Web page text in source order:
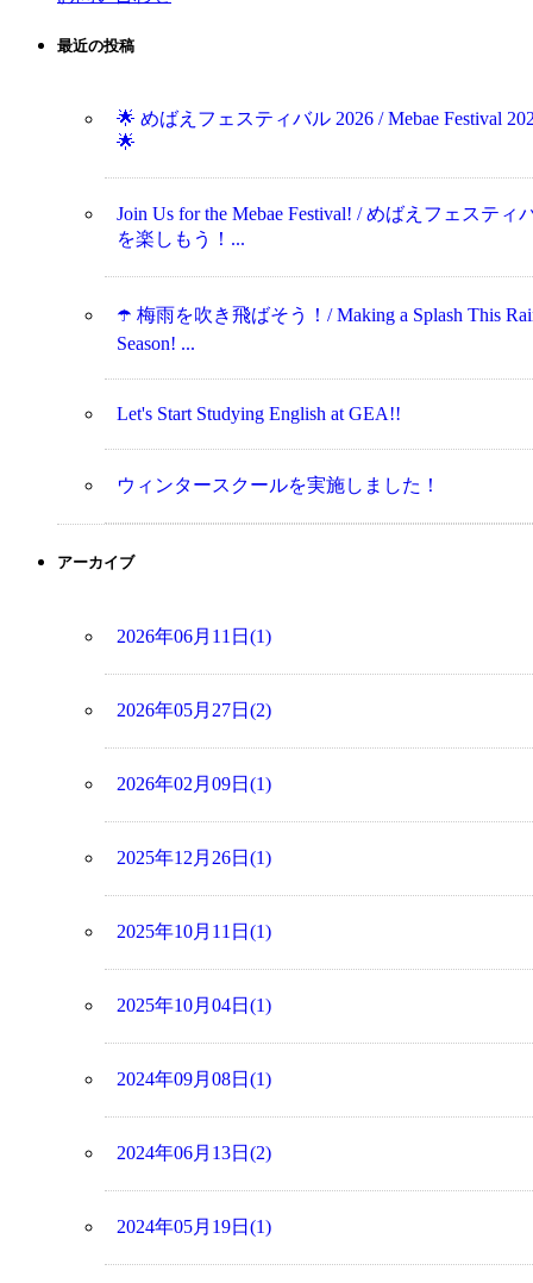
最近の投稿
🌟 めばえフェスティバル 2026 / Mebae Festival
🌟
Join Us for the Mebae Festival! / めばえフェスティ
を楽しもう！...
☂️ 梅雨を吹き飛ばそう！/ Making a Splash This
Season! ...
Let's Start Studying English at GEA!!
ウィンタースクールを実施しました！
アーカイブ
2026年06月11日(1)
2026年05月27日(2)
2026年02月09日(1)
2025年12月26日(1)
2025年10月11日(1)
2025年10月04日(1)
2024年09月08日(1)
2024年06月13日(2)
2024年05月19日(1)